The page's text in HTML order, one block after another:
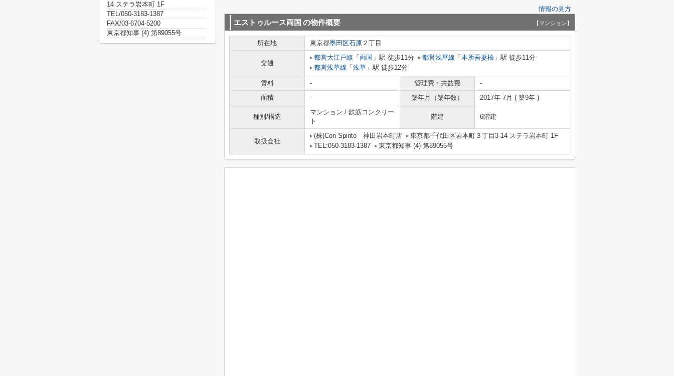
情報の見方
エストゥルース両国 の物件概要 【マンション】
所在地 東京都墨田区石原 ２丁目
交通
都営大江戸線 「 両国 」駅 徒歩11分 都営浅草線 「 本所吾妻橋 」駅 徒歩11分
都営浅草線 「 浅草 」駅 徒歩12分
賃料 - 管理費・共益費
-
面積
- 築年月（築年数） 2017年 7月 ( 築9年 )
種別/構造
マンション / 鉄筋コンクリー
ト
階建 6階建
取扱会社
(株)Con Spirito 神田岩本町店
東京都千代田区岩本町３丁目3-14 ステラ岩本町 1F
TEL:050-3183-1387
東京都知事 (4) 第89055号
14 ステラ岩本町 1F
TEL/050-3183-1387
FAX/03-6704-5200
東京都知事 (4) 第89055号